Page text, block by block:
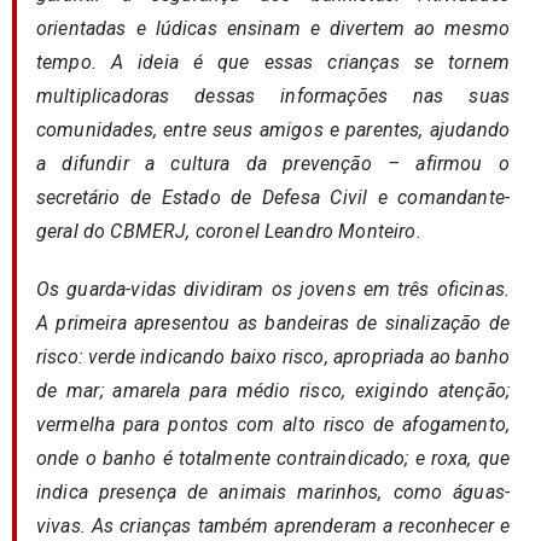
orientadas e lúdicas ensinam e divertem ao mesmo
tempo. A ideia é que essas crianças se tornem
multiplicadoras dessas informações nas suas
comunidades, entre seus amigos e parentes, ajudando
a difundir a cultura da prevenção – afirmou o
secretário de Estado de Defesa Civil e comandante-
geral do CBMERJ, coronel Leandro Monteiro.
Os guarda-vidas dividiram os jovens em três oficinas.
A primeira apresentou as bandeiras de sinalização de
risco: verde indicando baixo risco, apropriada ao banho
de mar; amarela para médio risco, exigindo atenção;
vermelha para pontos com alto risco de afogamento,
onde o banho é totalmente contraindicado; e roxa, que
indica presença de animais marinhos, como águas-
vivas. As crianças também aprenderam a reconhecer e